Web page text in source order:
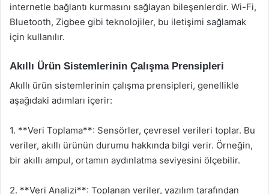
internetle bağlantı kurmasını sağlayan bileşenlerdir. Wi-Fi,
Bluetooth, Zigbee gibi teknolojiler, bu iletişimi sağlamak
için kullanılır.
Akıllı Ürün Sistemlerinin Çalışma Prensipleri
Akıllı ürün sistemlerinin çalışma prensipleri, genellikle
aşağıdaki adımları içerir:
1. **Veri Toplama**: Sensörler, çevresel verileri toplar. Bu
veriler, akıllı ürünün durumu hakkında bilgi verir. Örneğin,
bir akıllı ampul, ortamın aydınlatma seviyesini ölçebilir.
2. **Veri Analizi**: Toplanan veriler, yazılım tarafından